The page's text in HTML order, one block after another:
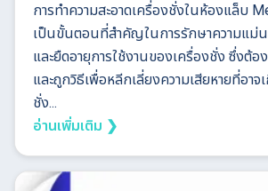
การทำความสะอาดเครื่องชั่งในห้องแล็บ
เป็นขั้นตอนที่สำคัญในการรักษาความแม่น
และยืดอายุการใช้งานของเครื่องชั่ง ซึ่งต้อ
และถูกวิธีเพื่อหลีกเลี่ยงความเสียหายที่อา
ชั่ง...
อ่านเพิ่มเติม ❯